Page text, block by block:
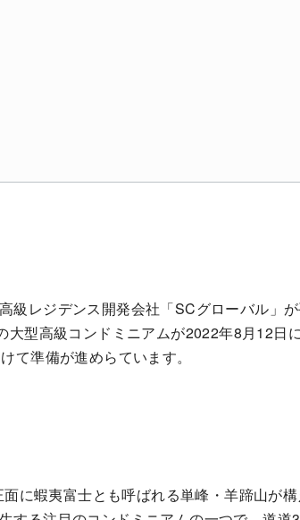
級レジデンス開発会社「SCグローバル」
型高級コンドミニアムが2022年8月12日
て準備が進めらています。
に蝦夷富士とも呼ばれる単峰・羊蹄山が